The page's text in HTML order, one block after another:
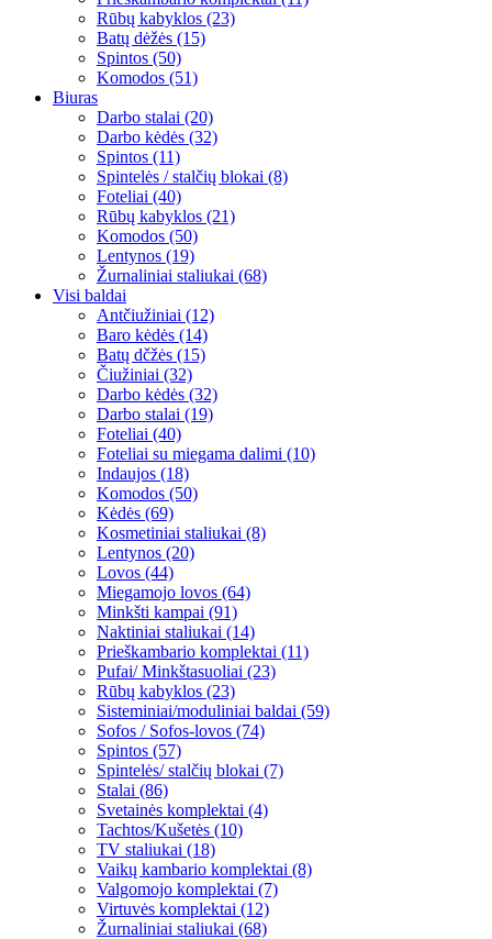
Rūbų kabyklos (23)
Batų dėžės (15)
Spintos (50)
Komodos (51)
Biuras
Darbo stalai (20)
Darbo kėdės (32)
Spintos (11)
Spintelės / stalčių blokai (8)
Foteliai (40)
Rūbų kabyklos (21)
Komodos (50)
Lentynos (19)
Žurnaliniai staliukai (68)
Visi baldai
Antčiužiniai (12)
Baro kėdės (14)
Batų dčžės (15)
Čiužiniai (32)
Darbo kėdės (32)
Darbo stalai (19)
Foteliai (40)
Foteliai su miegama dalimi (10)
Indaujos (18)
Komodos (50)
Kėdės (69)
Kosmetiniai staliukai (8)
Lentynos (20)
Lovos (44)
Miegamojo lovos (64)
Minkšti kampai (91)
Naktiniai staliukai (14)
Prieškambario komplektai (11)
Pufai/ Minkštasuoliai (23)
Rūbų kabyklos (23)
Sisteminiai/moduliniai baldai (59)
Sofos / Sofos-lovos (74)
Spintos (57)
Spintelės/ stalčių blokai (7)
Stalai (86)
Svetainės komplektai (4)
Tachtos/Kušetės (10)
TV staliukai (18)
Vaikų kambario komplektai (8)
Valgomojo komplektai (7)
Virtuvės komplektai (12)
Žurnaliniai staliukai (68)